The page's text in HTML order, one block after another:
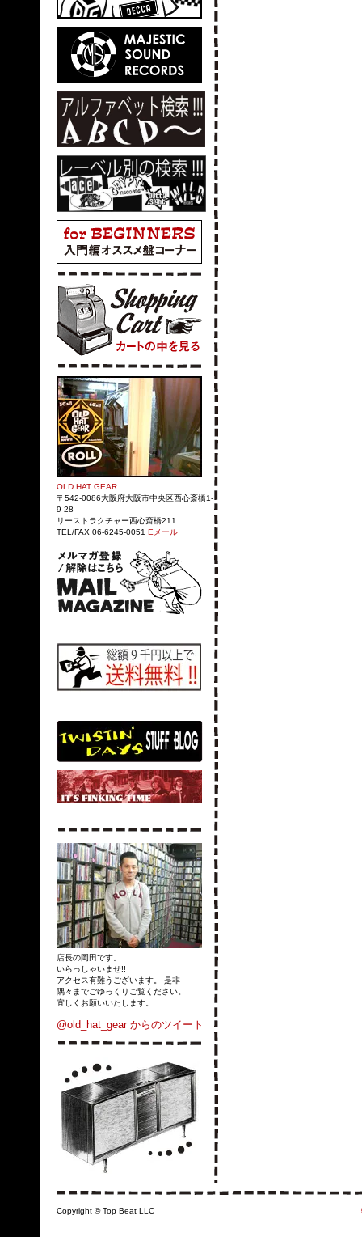
OLD HAT GEAR
〒542-0086大阪府大阪市中央区西心斎橋1-
9-28
リーストラクチャー西心斎橋211
TEL/FAX 06-6245-0051 Eメール
店長の岡田です。
いらっしゃいませ!!
アクセス有難うございます。 是非
隅々までごゆっくりご覧ください。
宜しくお願いいたします。
@old_hat_gear からのツイート
Copyright © Top Beat LLC